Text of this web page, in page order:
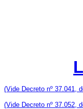
(Vide Decreto nº 37.041,
(Vide Decreto nº 37.052,